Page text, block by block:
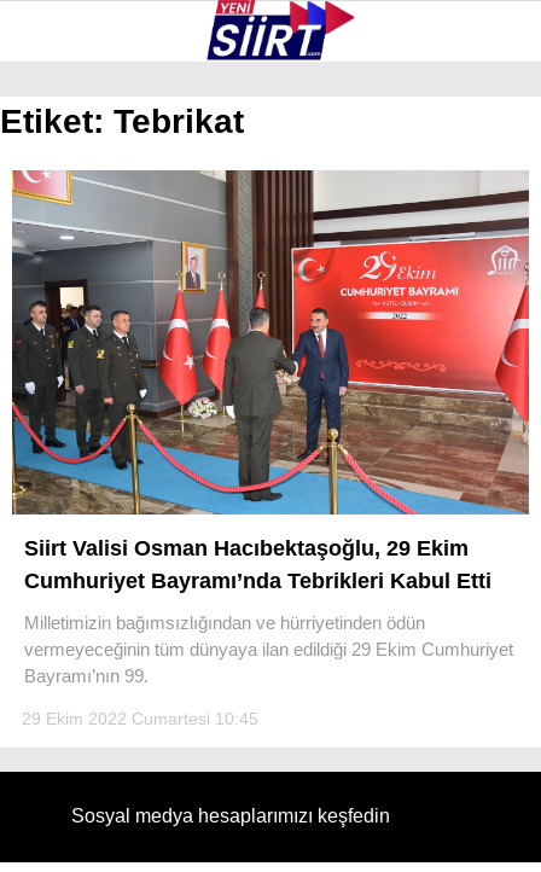
Facebook
GALERİ VİDEO YAZARLAR
KURTALAN
ERUH
BAYKAN
PERVARI
ŞIRVAN
TILLO
GÜNDEM
NÖBETÇI ECZANELER
Etiket: Tebrikat
Siirt Valisi Osman Hacıbektaşoğlu, 29 Ekim
Cumhuriyet Bayramı’nda Tebrikleri Kabul Etti
Milletimizin bağımsızlığından ve hürriyetinden ödün
vermeyeceğinin tüm dünyaya ilan edildiği 29 Ekim Cumhuriyet
Bayramı’nın 99.
29 Ekim 2022 Cumartesi 10:45
Sosyal medya hesaplarımızı keşfedin